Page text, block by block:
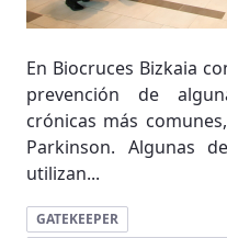
En Biocruces Bizkaia
prevención de
crónicas más
Parkinson. Algunas
utilizan...
GATEKEEPER